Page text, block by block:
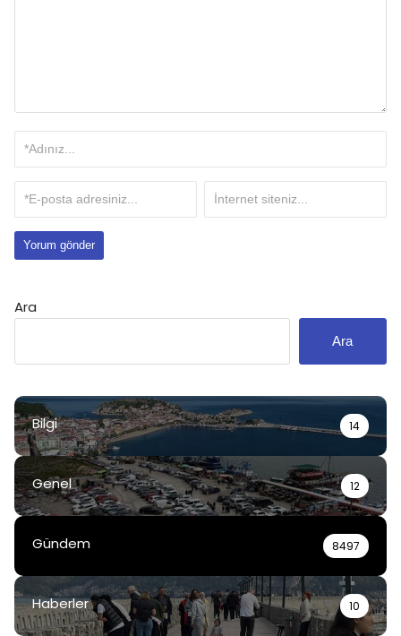
Ara
Ara
Bilgi 14
Genel 12
Gündem 8497
Haberler 10